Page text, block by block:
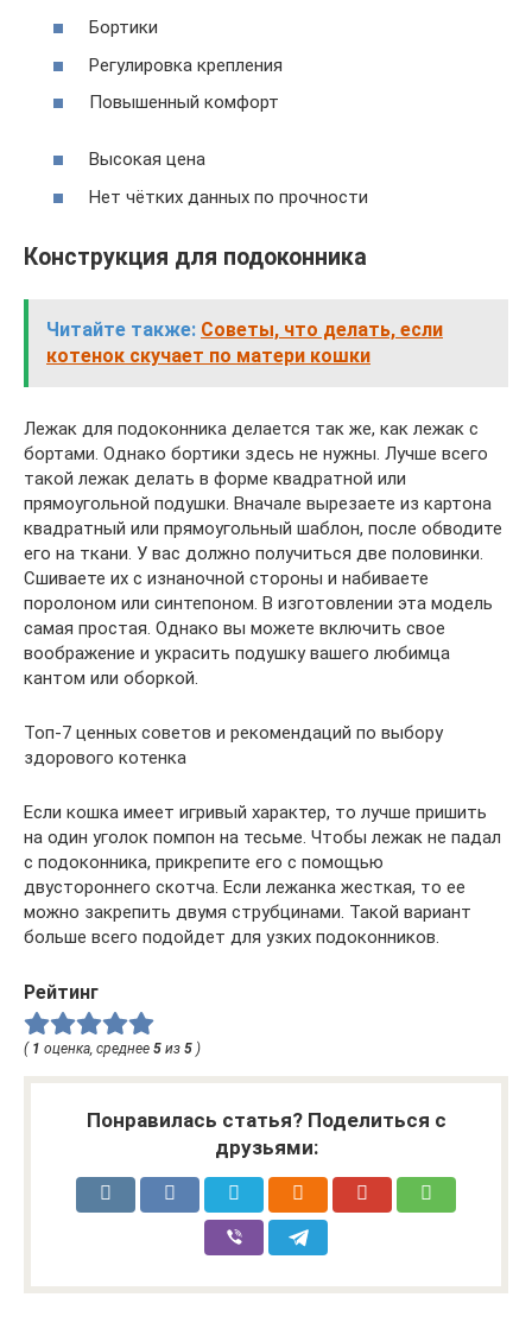
Бортики
Регулировка крепления
Повышенный комфорт
Высокая цена
Нет чётких данных по прочности
Конструкция для подоконника
Читайте также: Советы, что делать, если
котенок скучает по матери кошки
Лежак для подоконника делается так же, как лежак с
бортами. Однако бортики здесь не нужны. Лучше всего
такой лежак делать в форме квадратной или
прямоугольной подушки. Вначале вырезаете из картона
квадратный или прямоугольный шаблон, после обводите
его на ткани. У вас должно получиться две половинки.
Сшиваете их с изнаночной стороны и набиваете
поролоном или синтепоном. В изготовлении эта модель
самая простая. Однако вы можете включить свое
воображение и украсить подушку вашего любимца
кантом или оборкой.
Топ-7 ценных советов и рекомендаций по выбору
здорового котенка
Если кошка имеет игривый характер, то лучше пришить
на один уголок помпон на тесьме. Чтобы лежак не падал
с подоконника, прикрепите его с помощью
двустороннего скотча. Если лежанка жесткая, то ее
можно закрепить двумя струбцинами. Такой вариант
больше всего подойдет для узких подоконников.
Рейтинг
( 1 оценка, среднее 5 из 5 )
Понравилась статья? Поделиться с
друзьями: